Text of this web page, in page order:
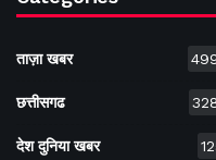
ताज़ा खबर
छत्तीसगढ
देश दुनिया खबर